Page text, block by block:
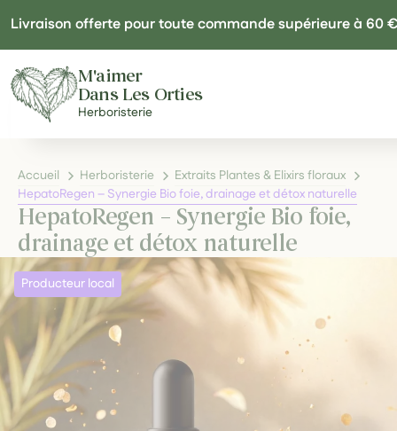
Livraison offerte pour toute commande supérieure à 60 €
M'aimer
Dans Les Orties
Herboristerie
Accueil Herboristerie
Extraits Plantes & Elixirs floraux
HepatoRegen – Synergie Bio foie, drainage et détox naturelle
HepatoRegen – Synergie Bio foie,
drainage et détox naturelle